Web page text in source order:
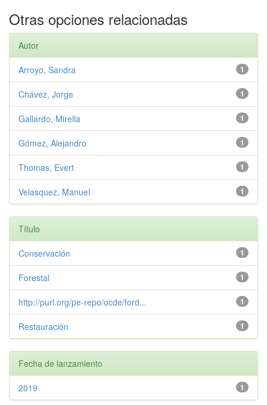
Otras opciones relacionadas
Autor
1
Arroyo, Sandra
1
Chávez, Jorge
1
Gallardo, Mirella
1
Gómez, Alejandro
1
Thomas, Evert
1
Velasquez, Manuel
Título
1
Conservación
1
Forestal
1
http://purl.org/pe-repo/ocde/ford...
1
Restauración
Fecha de lanzamiento
1
2019